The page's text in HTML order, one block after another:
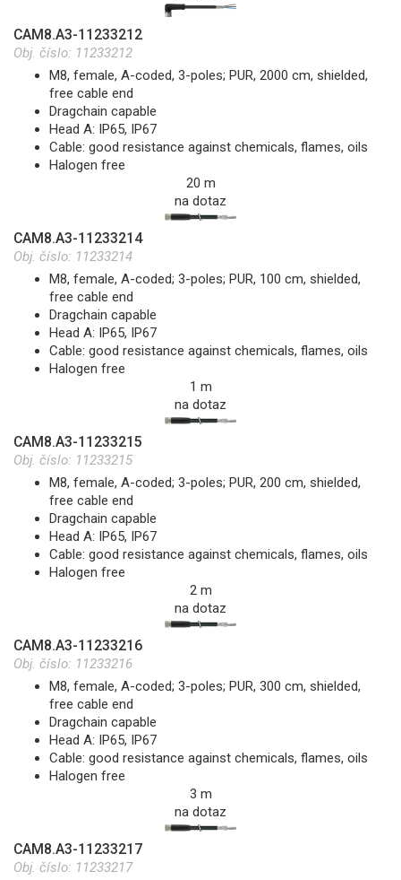
CAM8.A3-11233212
Obj. číslo: 11233212
M8, female, A-coded, 3-poles; PUR, 2000 cm, shielded,
free cable end
Dragchain capable
Head A: IP65, IP67
Cable: good resistance against chemicals, flames, oils
Halogen free
20 m
na dotaz
CAM8.A3-11233214
Obj. číslo: 11233214
M8, female, A-coded; 3-poles; PUR, 100 cm, shielded,
free cable end
Dragchain capable
Head A: IP65, IP67
Cable: good resistance against chemicals, flames, oils
Halogen free
1 m
na dotaz
CAM8.A3-11233215
Obj. číslo: 11233215
M8, female, A-coded; 3-poles; PUR, 200 cm, shielded,
free cable end
Dragchain capable
Head A: IP65, IP67
Cable: good resistance against chemicals, flames, oils
Halogen free
2 m
na dotaz
CAM8.A3-11233216
Obj. číslo: 11233216
M8, female, A-coded; 3-poles; PUR, 300 cm, shielded,
free cable end
Dragchain capable
Head A: IP65, IP67
Cable: good resistance against chemicals, flames, oils
Halogen free
3 m
na dotaz
CAM8.A3-11233217
Obj. číslo: 11233217